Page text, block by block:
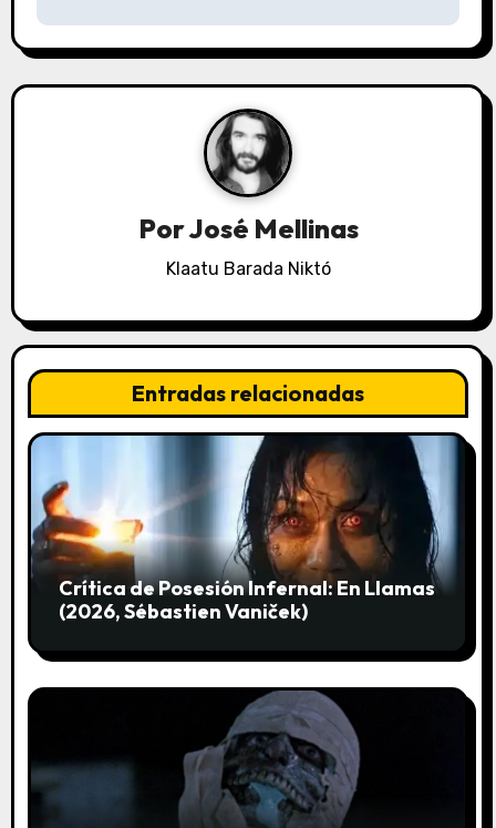
g
a
d
e
e
n
t
r
a
a
PorJosé Mellinas
Klaatu Barada Niktó
Entradas relacionadas
Crítica de Posesión Infernal: En Llamas
(2026, Sébastien Vaniček)